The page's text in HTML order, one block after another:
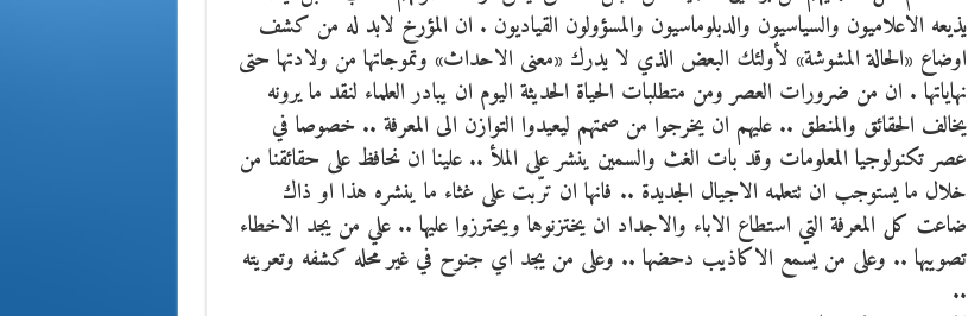
يذيعه الاعلاميون والسياسيون والدبلوماسيون والمسؤولون القياديون . ان المؤرخ لابد له من كشف
اوضاع «الحالة المشوشة» لأولئك البعض الذي لا يدرك «معنى الاحداث» وتموجاتها من ولادتها حتى
نهاياتها . ان من ضرورات العصر ومن متطلبات الحياة الحديثة اليوم ان يبادر العلماء لنقد ما يرونه
يخالف الحقائق والمنطق .. عليهم ان يخرجوا من صمتهم ليعيدوا التوازن الى المعرفة .. خصوصا في
عصر تكنولوجيا المعلومات وقد بات الغث والسمين ينشر على الملأ .. علينا ان نحافظ على حقائقنا من
خلال ما يستوجب ان تتعلمه الاجيال الجديدة .. فانها ان ترّبت على غثاء ما ينشره هذا او ذاك
ضاعت كل المعرفة التي استطاع الاباء والاجداد ان يختزنوها ويحترزوا عليها .. علي من يجد الاخطاء
تصويبها .. وعلى من يسمع الاكاذيب دحضها .. وعلى من يجد اي جنوح في غير محله كشفه وتعريته
..